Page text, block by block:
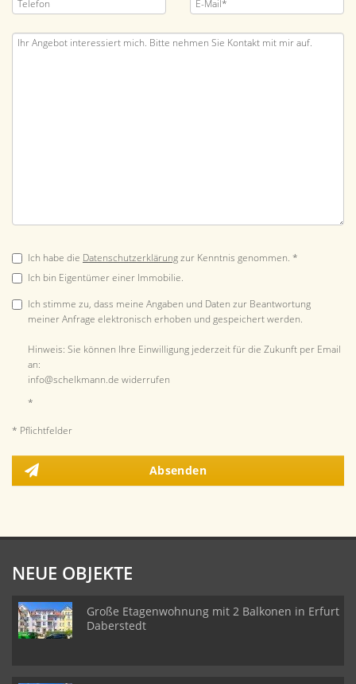
Ich habe die Datenschutzerklärungzur Kenntnis genommen. *
Ich bin Eigentümer einer Immobilie.
Ich stimme zu, dass meine Angaben und Daten zur Beantwortung
meiner Anfrage elektronisch erhoben und gespeichert werden.
Hinweis: Sie können Ihre Einwilligung jederzeit für die Zukunft per Email
an:
info@schelkmann.de widerrufen
*
* Pflichtfelder
Absenden
NEUE OBJEKTE
Große Etagenwohnung mit 2 Balkonen in Erfurt
Daberstedt